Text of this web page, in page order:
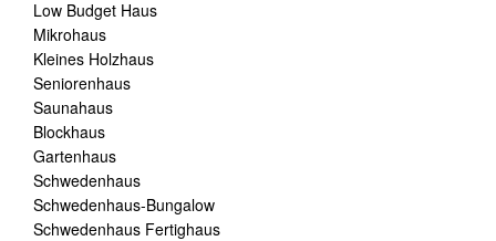
Low Budget Haus
Mikrohaus
Kleines Holzhaus
Seniorenhaus
Saunahaus
Blockhaus
Gartenhaus
Schwedenhaus
Schwedenhaus-Bungalow
Schwedenhaus Fertighaus